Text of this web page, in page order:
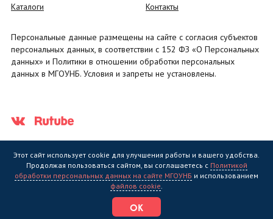
Каталоги
Контакты
Персональные данные размещены на сайте с согласия субъектов
персональных данных, в соответствии с 152 ФЗ «О Персональных
данных» и Политики в отношении обработки персональных
данных в МГОУНБ. Условия и запреты не установлены.
Государственное областное бюджетное учреждение культуры
библиотека" (МГОУНБ) © 2006 - 2026
Этот сайт использует cookie для улучшения работы и вашего удобства.
Продолжая пользоваться сайтом, вы соглашаетесь с Политикой
обработки персональных данных на сайте МГОУНБ и использованием
файлов cookie.
ОК